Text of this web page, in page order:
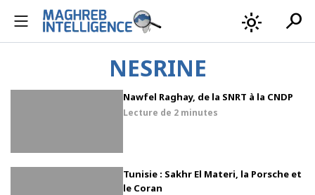
light_mode search
NESRINE
Nawfel Raghay, de la SNRT à la CNDP
Lecture de 2 minutes
Tunisie : Sakhr El Materi, la Porsche et
le Coran